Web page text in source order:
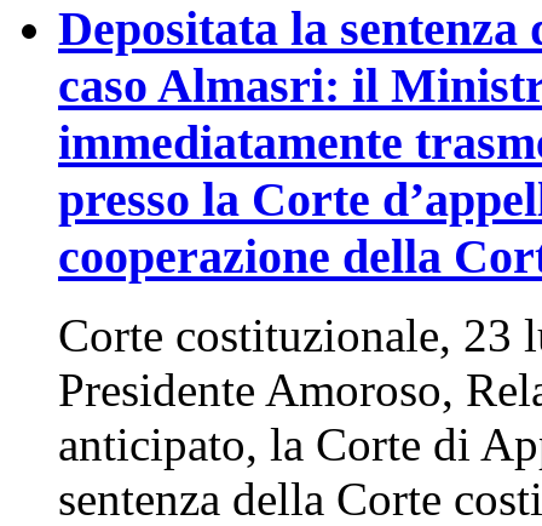
Depositata la
caso Almasri: il
immediatamente
presso la Corte
cooperazione della
Corte costituzionale, 23
Presidente Amoroso,
anticipato, la Corte di
sentenza della Corte